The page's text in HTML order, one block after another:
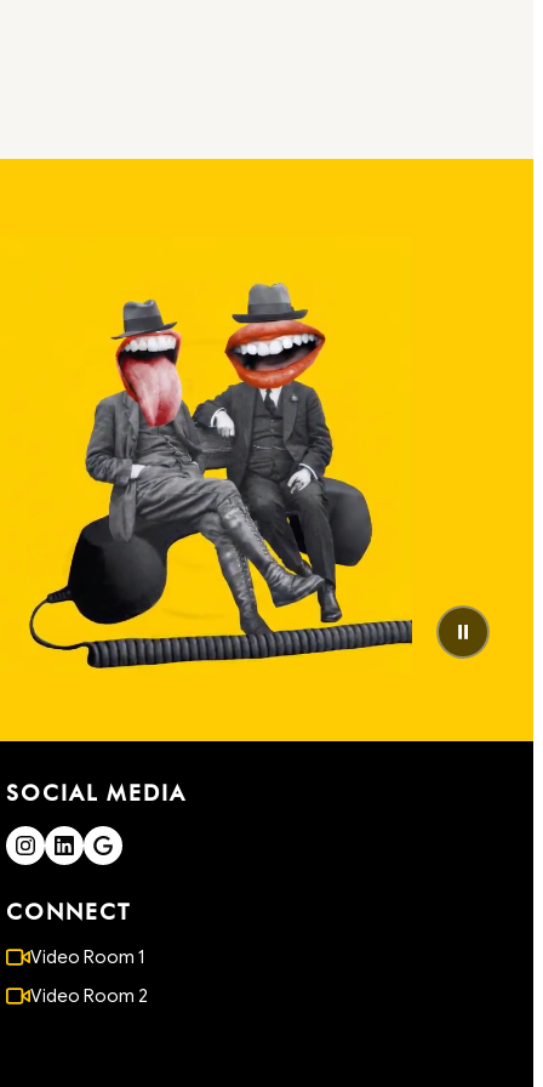
⏸
SOCIAL MEDIA
CONNECT
Video Room 1
Video Room 2